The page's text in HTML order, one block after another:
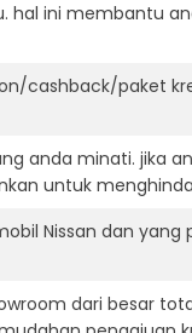
ini membantu
cashback/paket
anda minati. jika
untuk
Nissan dan
dari besar